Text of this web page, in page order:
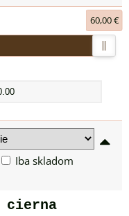
60,00 €
Iba skladom
cierna